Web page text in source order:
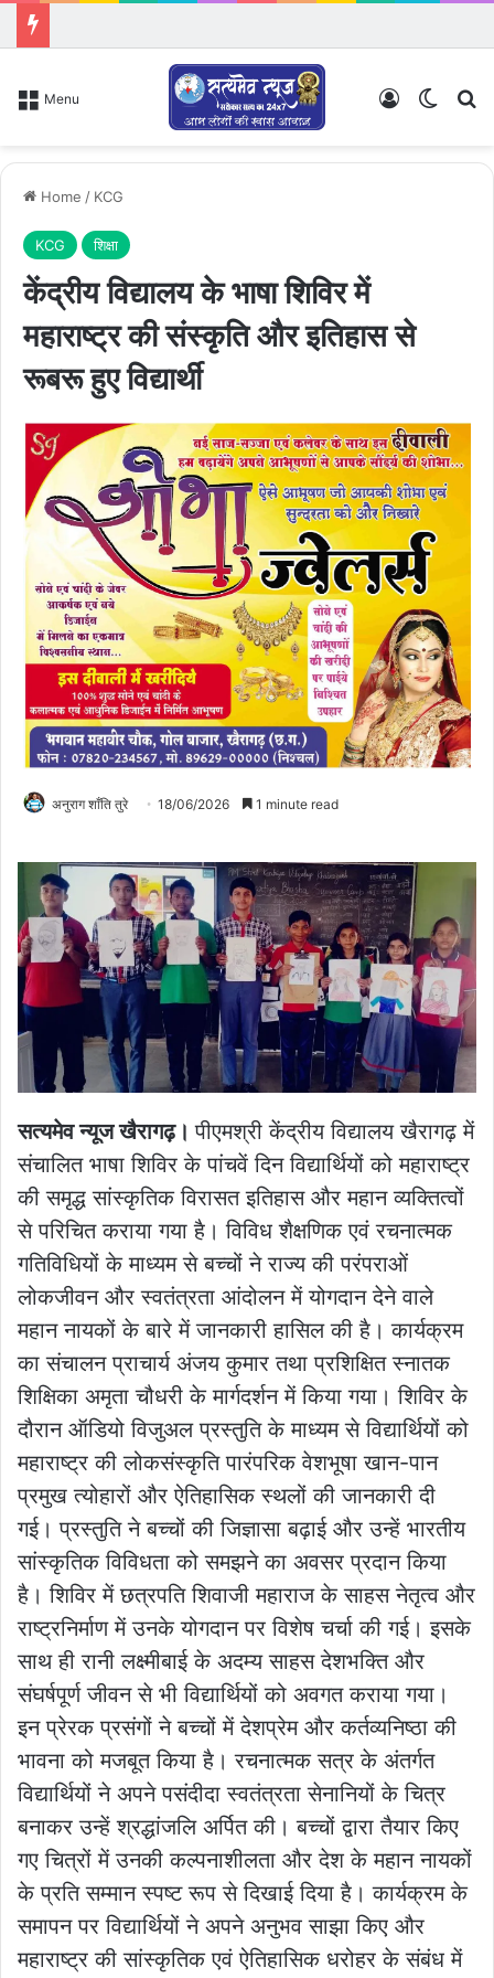
Menu Log In
Home / KCG
KCG शिक्षा
केंद्रीय विद्यालय के भाषा शिविर में
महाराष्ट्र की संस्कृति और इतिहास से
रूबरू हुए विद्यार्थी
अनुराग शाँति तुरे 18/06/2026 1 minute read
सत्यमेव न्यूज खैरागढ़।पीएमश्री केंद्रीय विद्यालय खैरागढ़ में
संचालित भाषा शिविर के पांचवें दिन विद्यार्थियों को महाराष्ट्र
की समृद्ध सांस्कृतिक विरासत इतिहास और महान व्यक्तित्वों
से परिचित कराया गया है। विविध शैक्षणिक एवं रचनात्मक
गतिविधियों के माध्यम से बच्चों ने राज्य की परंपराओं
लोकजीवन और स्वतंत्रता आंदोलन में योगदान देने वाले
महान नायकों के बारे में जानकारी हासिल की है। कार्यक्रम
का संचालन प्राचार्य अंजय कुमार तथा प्रशिक्षित स्नातक
शिक्षिका अमृता चौधरी के मार्गदर्शन में किया गया। शिविर के
दौरान ऑडियो विजुअल प्रस्तुति के माध्यम से विद्यार्थियों को
महाराष्ट्र की लोकसंस्कृति पारंपरिक वेशभूषा खान-पान
प्रमुख त्योहारों और ऐतिहासिक स्थलों की जानकारी दी
गई। प्रस्तुति ने बच्चों की जिज्ञासा बढ़ाई और उन्हें भारतीय
सांस्कृतिक विविधता को समझने का अवसर प्रदान किया
है। शिविर में छत्रपति शिवाजी महाराज के साहस नेतृत्व और
राष्ट्रनिर्माण में उनके योगदान पर विशेष चर्चा की गई। इसके
साथ ही रानी लक्ष्मीबाई के अदम्य साहस देशभक्ति और
संघर्षपूर्ण जीवन से भी विद्यार्थियों को अवगत कराया गया।
इन प्रेरक प्रसंगों ने बच्चों में देशप्रेम और कर्तव्यनिष्ठा की
भावना को मजबूत किया है। रचनात्मक सत्र के अंतर्गत
विद्यार्थियों ने अपने पसंदीदा स्वतंत्रता सेनानियों के चित्र
बनाकर उन्हें श्रद्धांजलि अर्पित की। बच्चों द्वारा तैयार किए
गए चित्रों में उनकी कल्पनाशीलता और देश के महान नायकों
के प्रति सम्मान स्पष्ट रूप से दिखाई दिया है। कार्यक्रम के
समापन पर विद्यार्थियों ने अपने अनुभव साझा किए और
महाराष्ट्र की सांस्कृतिक एवं ऐतिहासिक धरोहर के संबंध में